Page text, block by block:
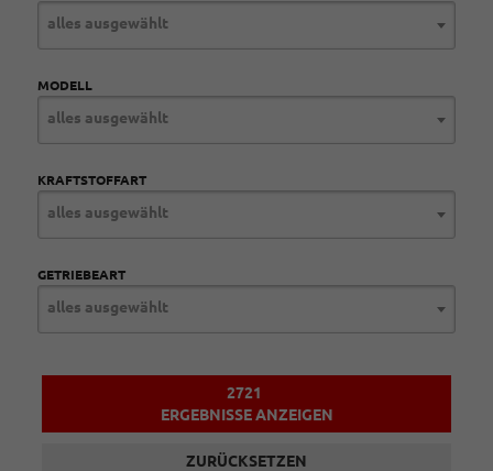
alles ausgewählt
MODELL
alles ausgewählt
KRAFTSTOFFART
alles ausgewählt
GETRIEBEART
alles ausgewählt
2721
ERGEBNISSE ANZEIGEN
ZURÜCKSETZEN